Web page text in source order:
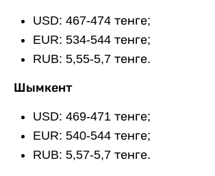
USD: 467-474 тенге;
EUR: 534-544 тенге;
RUB: 5,55-5,7 тенге.
Шымкент
USD: 469-471 тенге;
EUR: 540-544 тенге;
RUB: 5,57-5,7 тенге.